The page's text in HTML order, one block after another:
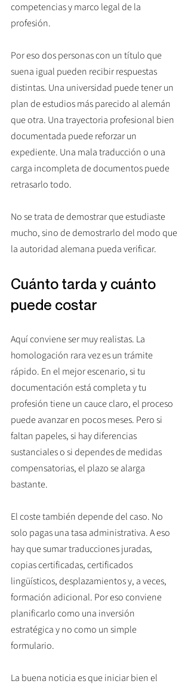
competencias y marco legal de la
profesión.
Por eso dos personas con un título que
suena igual pueden recibir respuestas
distintas. Una universidad puede tener un
plan de estudios más parecido al alemán
que otra. Una trayectoria profesional bien
documentada puede reforzar un
expediente. Una mala traducción o una
carga incompleta de documentos puede
retrasarlo todo.
No se trata de demostrar que estudiaste
mucho, sino de demostrarlo del modo que
la autoridad alemana pueda verificar.
Cuánto tarda y cuánto
puede costar
Aquí conviene ser muy realistas. La
homologación rara vez es un trámite
rápido. En el mejor escenario, si tu
documentación está completa y tu
profesión tiene un cauce claro, el proceso
puede avanzar en pocos meses. Pero si
faltan papeles, si hay diferencias
sustanciales o si dependes de medidas
compensatorias, el plazo se alarga
bastante.
El coste también depende del caso. No
solo pagas una tasa administrativa. A eso
hay que sumar traducciones juradas,
copias certificadas, certificados
lingüísticos, desplazamientos y, a veces,
formación adicional. Por eso conviene
planificarlo como una inversión
estratégica y no como un simple
formulario.
La buena noticia es que iniciar bien el